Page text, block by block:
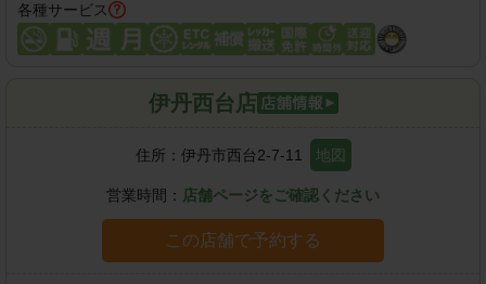
各種サービス
伊丹西台店
住所： 伊丹市西台2-7-11 地図
営業時間： 店舗ページをご確認ください
この店舗で予約する